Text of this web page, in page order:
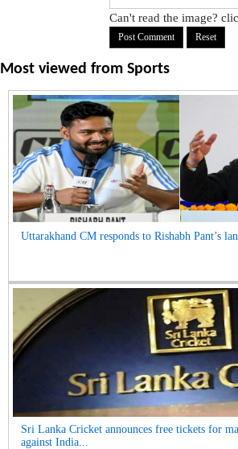
Can't read the image?
Most viewed from Sports
Uttarakhand CM responds to Rishabh Pant’s
Sri Lanka Cricket announces free tickets for
against India...